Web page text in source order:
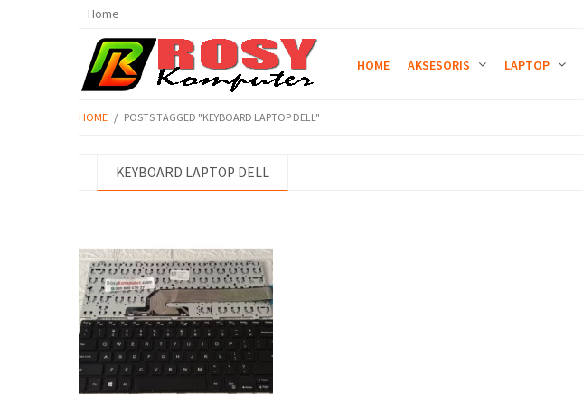
Home
HOME AKSESORIS LAPTOP
HOME / POSTS TAGGED "KEYBOARD LAPTOP DELL"
KEYBOARD LAPTOP DELL